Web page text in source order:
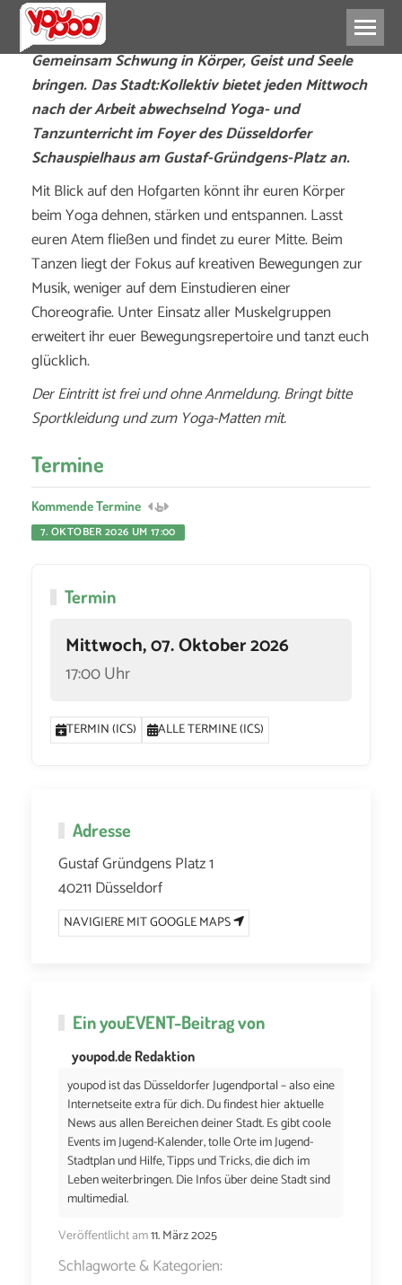
Gemeinsam Schwung in Körper, Geist und Seele
bringen. Das Stadt:Kollektiv bietet jeden Mittwoch
nach der Arbeit abwechselnd Yoga- und
Tanzunterricht im Foyer des Düsseldorfer
Schauspielhaus am Gustaf-Gründgens-Platz an.
Mit Blick auf den Hofgarten könnt ihr euren Körper
beim Yoga dehnen, stärken und entspannen. Lasst
euren Atem fließen und findet zu eurer Mitte. Beim
Tanzen liegt der Fokus auf kreativen Bewegungen zur
Musik, weniger auf dem Einstudieren einer
Choreografie. Unter Einsatz aller Muskelgruppen
erweitert ihr euer Bewegungsrepertoire und tanzt euch
glücklich.
Der Eintritt ist frei und ohne Anmeldung. Bringt bitte
Sportkleidung und zum Yoga-Matten mit.
Termine
Kommende Termine
7. OKTOBER 2026 UM 17:00
Termin
Mittwoch, 07. Oktober 2026
17:00 Uhr
TERMIN (ICS) ALLE TERMINE (ICS)
Adresse
Gustaf Gründgens Platz 1
40211 Düsseldorf
NAVIGIERE MIT GOOGLE MAPS
EinyouEVENT-Beitrag von
youpod.de Redaktion
youpod ist das Düsseldorfer Jugendportal – also eine
Internetseite extra für dich. Du findest hier aktuelle
News aus allen Bereichen deiner Stadt. Es gibt coole
Events im Jugend-Kalender, tolle Orte im Jugend-
Stadtplan und Hilfe, Tipps und Tricks, die dich im
Leben weiterbringen. Die Infos über deine Stadt sind
multimedial.
Veröffentlicht am11. März 2025
Schlagworte & Kategorien: